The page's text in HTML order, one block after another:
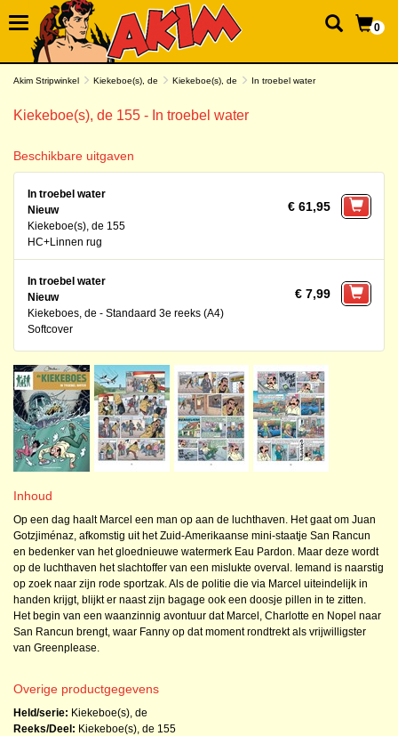
0
Akim Stripwinkel Kiekeboe(s), de Kiekeboe(s), de In troebel water
Kiekeboe(s), de 155 - In troebel water
Beschikbare uitgaven
In troebel water
Nieuw
Kiekeboe(s), de 155
HC+Linnen rug
€ 61,95
In troebel water
Nieuw
Kiekeboes, de - Standaard 3e reeks (A4)
Softcover
€ 7,99
Inhoud
Op een dag haalt Marcel een man op aan de luchthaven. Het gaat om Juan
Gotzjiménaz, afkomstig uit het Zuid-Amerikaanse mini-staatje San Rancun
en bedenker van het gloednieuwe watermerk Eau Pardon. Maar deze wordt
op de luchthaven het slachtoffer van een mislukte overval. Iemand is naarstig
op zoek naar zijn rode sportzak. Als de politie die via Marcel uiteindelijk in
handen krijgt, blijkt er naast zijn bagage ook een doosje pillen in te zitten.
Het begin van een waanzinnig avontuur dat Marcel, Charlotte en Nopel naar
San Rancun brengt, waar Fanny op dat moment rondtrekt als vrijwilligster
van Greenplease.
Overige productgegevens
Held/serie: Kiekeboe(s), de
Reeks/Deel: Kiekeboe(s), de 155